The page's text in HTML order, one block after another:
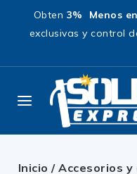
Obten 3% Menos
exclusivas y control
Inicio /Accesorios